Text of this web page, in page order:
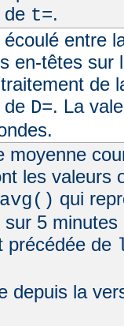
de t=.
entre
en-têtes sur
de
de D=. La
moyenne
les valeurs
qui
sur 5
précédée de
depuis la